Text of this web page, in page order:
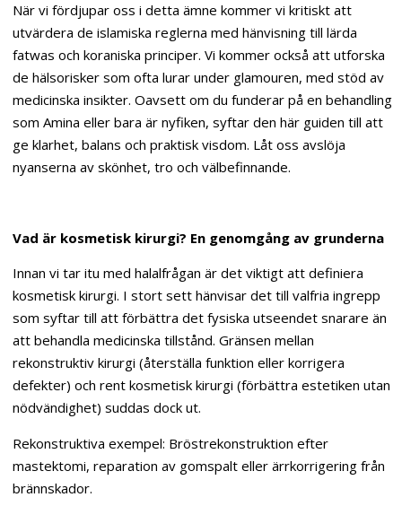
När vi fördjupar oss i detta ämne kommer vi kritiskt att
utvärdera de islamiska reglerna med hänvisning till lärda
fatwas och koraniska principer. Vi kommer också att utforska
de hälsorisker som ofta lurar under glamouren, med stöd av
medicinska insikter. Oavsett om du funderar på en behandling
som Amina eller bara är nyfiken, syftar den här guiden till att
ge klarhet, balans och praktisk visdom. Låt oss avslöja
nyanserna av skönhet, tro och välbefinnande.
Vad är kosmetisk kirurgi? En genomgång av grunderna
Innan vi tar itu med halalfrågan är det viktigt att definiera
kosmetisk kirurgi. I stort sett hänvisar det till valfria ingrepp
som syftar till att förbättra det fysiska utseendet snarare än
att behandla medicinska tillstånd. Gränsen mellan
rekonstruktiv kirurgi (återställa funktion eller korrigera
defekter) och rent kosmetisk kirurgi (förbättra estetiken utan
nödvändighet) suddas dock ut.
Rekonstruktiva exempel: Bröstrekonstruktion efter
mastektomi, reparation av gomspalt eller ärrkorrigering från
brännskador.